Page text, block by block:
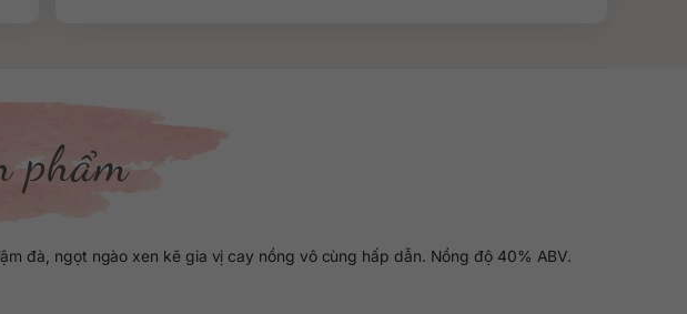
phẩm
đà, ngọt ngào xen kẽ gia vị cay nồng vô cùng hấp dẫn. Nồng độ 40% ABV.